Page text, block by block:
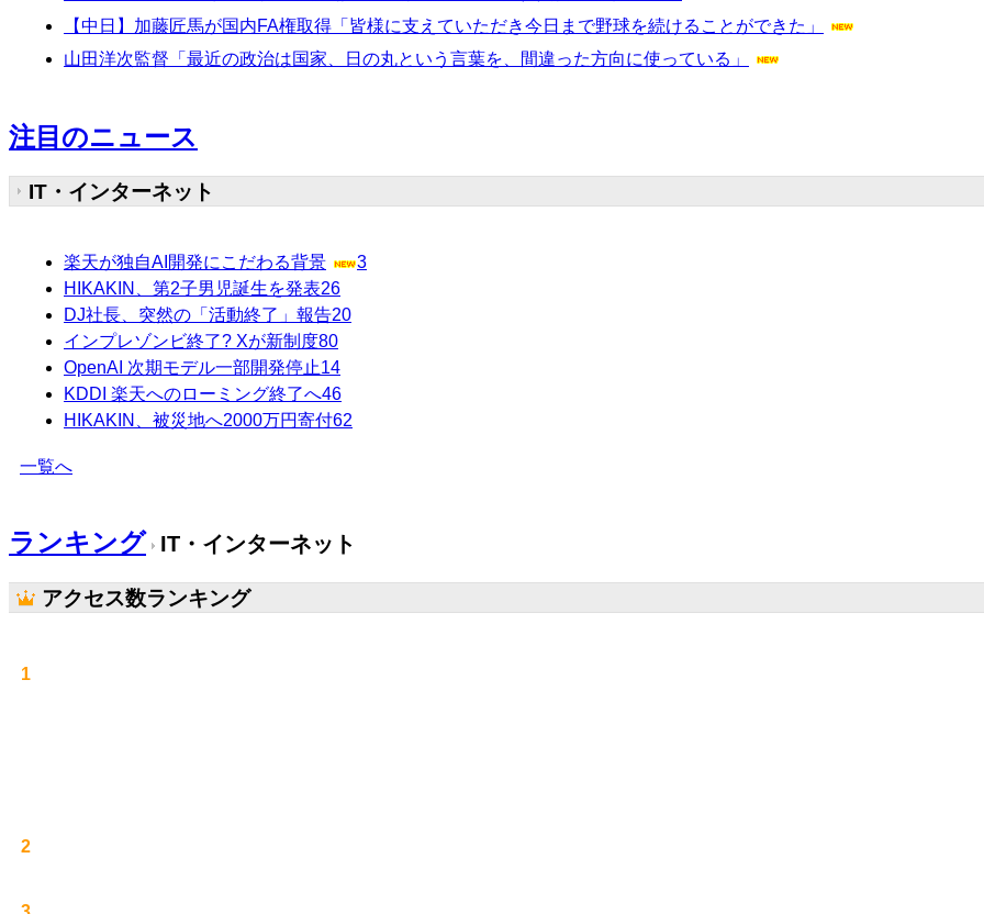
【中日】加藤匠馬が国内FA権取得「皆様に支えていただき今日まで野球を続けることができた」
山田洋次監督「最近の政治は国家、日の丸という言葉を、間違った方向に使っている」
注目のニュース
IT・インターネット
楽天が独自AI開発にこだわる背景
3
HIKAKIN、第2子男児誕生を発表26
DJ社長、突然の「活動終了」報告20
インプレゾンビ終了? Xが新制度80
OpenAI 次期モデル一部開発停止14
KDDI 楽天へのローミング終了へ46
HIKAKIN、被災地へ2000万円寄付62
一覧へ
ランキング IT・インターネット
アクセス数ランキング
1
2